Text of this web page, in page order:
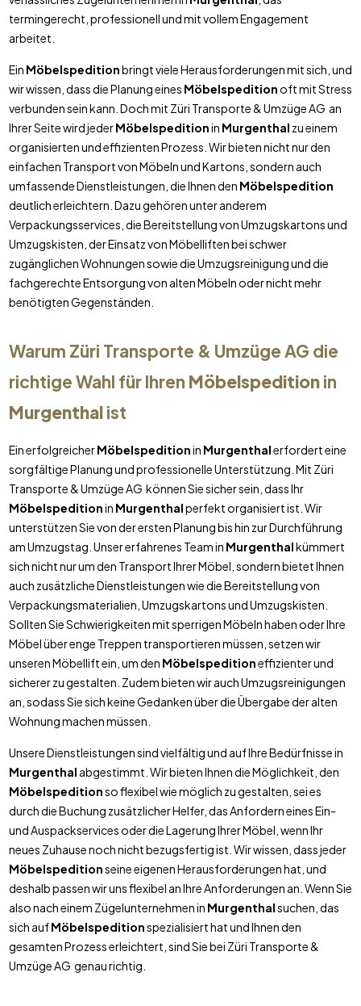
termingerecht, professionell und mit vollem Engagement
arbeitet.
Ein Möbelspeditionbringt viele Herausforderungen mit sich, und
wir wissen, dass die Planung eines Möbelspeditionoft mit Stress
verbunden sein kann. Doch mit Züri Transporte & Umzüge AG an
Ihrer Seite wird jederMöbelspeditionin Murgenthal zu einem
organisierten und effizienten Prozess. Wir bieten nicht nur den
einfachen Transport von Möbeln und Kartons, sondern auch
umfassende Dienstleistungen, die Ihnen den Möbelspedition
deutlich erleichtern. Dazu gehören unter anderem
Verpackungsservices, die Bereitstellung von Umzugskartons und
Umzugskisten, der Einsatz von Möbelliften bei schwer
zugänglichen Wohnungen sowie die Umzugsreinigung und die
fachgerechte Entsorgung von alten Möbeln oder nicht mehr
benötigten Gegenständen.
Warum Züri Transporte & Umzüge AG die
richtige Wahl für Ihren Möbelspeditionin
Murgenthalist
Ein erfolgreicherMöbelspeditionin Murgenthalerfordert eine
sorgfältige Planung und professionelle Unterstützung. Mit Züri
Transporte & Umzüge AG können Sie sicher sein, dass Ihr
Möbelspeditionin Murgenthalperfekt organisiert ist. Wir
unterstützen Sie von der ersten Planung bis hin zur Durchführung
am Umzugstag. Unser erfahrenes Team in Murgenthalkümmert
sich nicht nur um den Transport Ihrer Möbel, sondern bietet Ihnen
auch zusätzliche Dienstleistungen wie die Bereitstellung von
Verpackungsmaterialien, Umzugskartons und Umzugskisten.
Sollten Sie Schwierigkeiten mit sperrigen Möbeln haben oder Ihre
Möbel über enge Treppen transportieren müssen, setzen wir
unseren Möbellift ein, um den Möbelspeditioneffizienter und
sicherer zu gestalten. Zudem bieten wir auch Umzugsreinigungen
an, sodass Sie sich keine Gedanken über die Übergabe der alten
Wohnung machen müssen.
Unsere Dienstleistungen sind vielfältig und auf Ihre Bedürfnisse in
Murgenthal abgestimmt. Wir bieten Ihnen die Möglichkeit, den
Möbelspeditionso flexibel wie möglich zu gestalten, sei es
durch die Buchung zusätzlicher Helfer, das Anfordern eines Ein-
und Auspackservices oder die Lagerung Ihrer Möbel, wenn Ihr
neues Zuhause noch nicht bezugsfertig ist. Wir wissen, dass jeder
Möbelspeditionseine eigenen Herausforderungen hat, und
deshalb passen wir uns flexibel an Ihre Anforderungen an. Wenn Sie
also nach einem Zügelunternehmen in Murgenthalsuchen, das
sich aufMöbelspeditionspezialisiert hat und Ihnen den
gesamten Prozess erleichtert, sind Sie bei Züri Transporte &
Umzüge AG genau richtig.